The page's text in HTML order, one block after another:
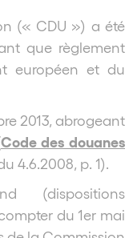
(« CDU ») a été
que règlement
européen et du
2013, abrogeant
Code des douanes
4.6.2008, p. 1).
(dispositions
du 1er mai